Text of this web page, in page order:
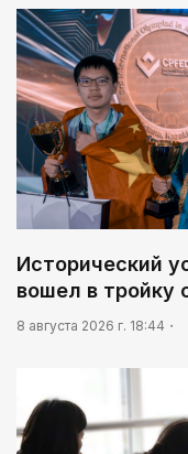
Исторический
вошел в тройку
8 августа 2026 г. 18:44